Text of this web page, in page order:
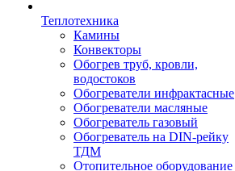
Теплотехника
Камины
Конвекторы
Обогрев труб, кровли,
водостоков
Обогреватели инфрактасные
Обогреватели масляные
Обогреватель газовый
Обогреватель на DIN-рейку
ТДМ
Отопительное оборудование